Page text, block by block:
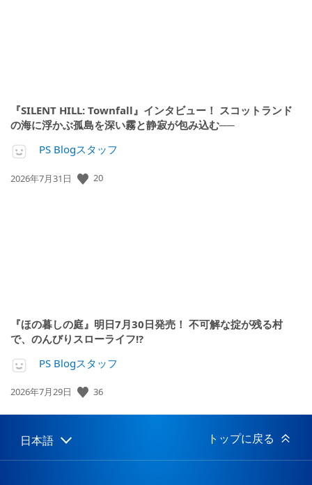
『SILENT HILL: Townfall』インタビュー！ スコットランド
の海に浮かぶ孤島を深い霧と静寂が包み込む──
PS Blogスタッフ
公
2026年7月31日 20
『ほの暮しの庭』明日7月30日発売！ 不可解な掟が残る村
で、のんびりスローライフ!?
PS Blogスタッフ
公
日:
2026年7月29日 36
Select
a
Current
region:
日本語 トップに戻る